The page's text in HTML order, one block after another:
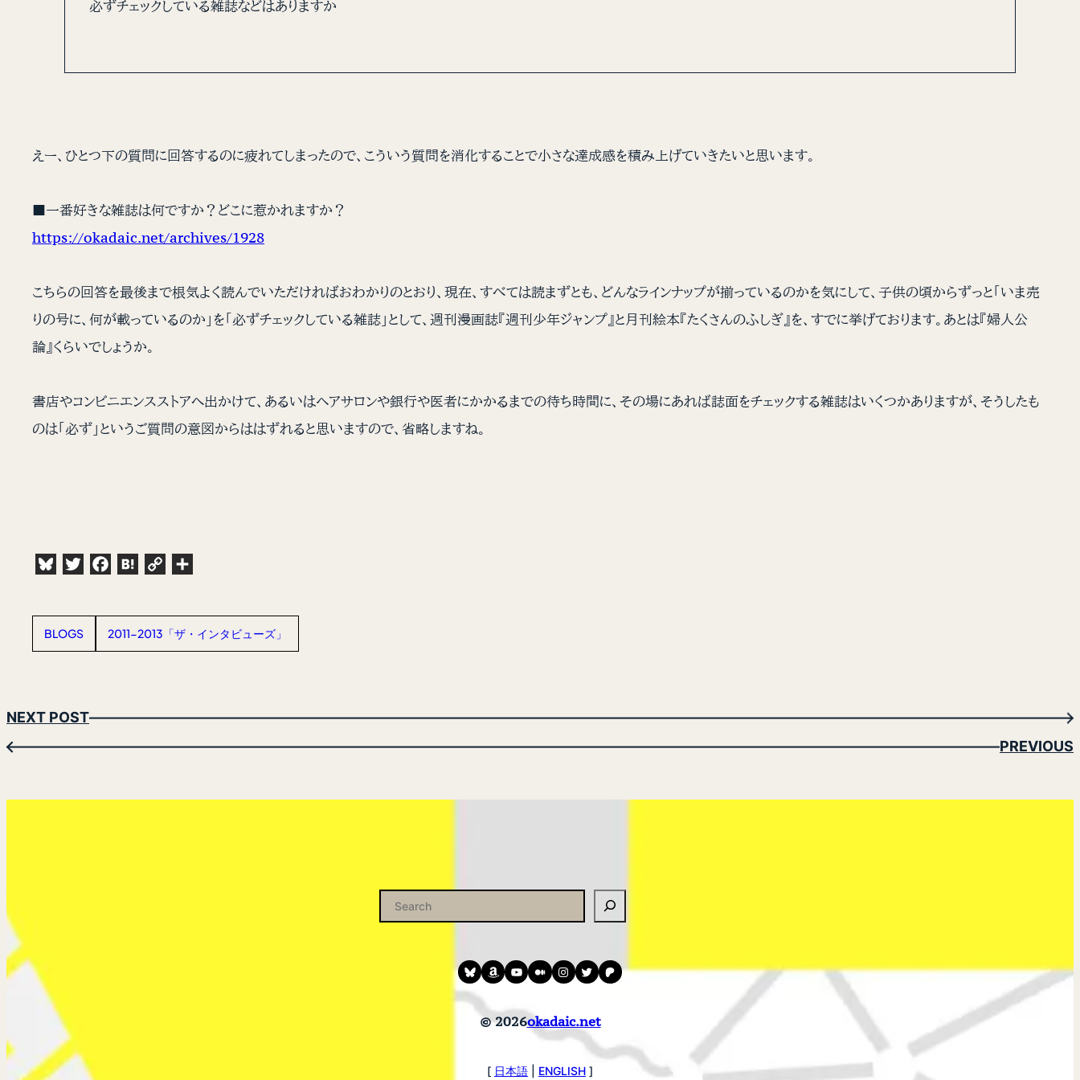
必ずチェックしている雑誌などはありますか
えー、ひとつ下の質問に回答するのに疲れてしまったので、こういう質問を消化することで小さな達成感を積み上げていきたいと思います。
■一番好きな雑誌は何ですか？どこに惹かれますか？
https://okadaic.net/archives/1928
こちらの回答を最後まで根気よく読んでいただければおわかりのとおり、現在、すべては読まずとも、どんなラインナップが揃っているのかを気にして、子供の頃からずっと「いま売
りの号に、何が載っているのか」を「必ずチェックしている雑誌」として、週刊漫画誌『週刊少年ジャンプ』と月刊絵本『たくさんのふしぎ』を、すでに挙げております。あとは『婦人公
論』くらいでしょうか。
書店やコンビニエンスストアへ出かけて、あるいはヘアサロンや銀行や医者にかかるまでの待ち時間に、その場にあれば誌面をチェックする雑誌はいくつかありますが、そうしたも
のは「必ず」というご質問の意図からははずれると思いますので、省略しますね。
BlueskyTwitterFacebookHatenaCopy
BLOGS 2011-2013「ザ・インタビューズ」
NEXT POST
→
←
PREVIOUS
BlueskyamazonYouTubemediuminstagram
twitterpatreon
© 2026okadaic.net
[ 日本語 ENGLISH ]